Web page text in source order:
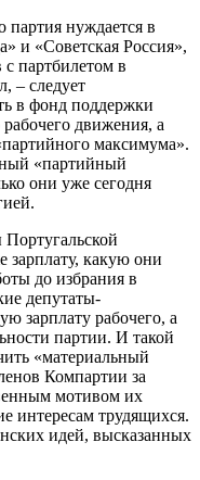
партия нуждается в
и «Советская Россия»,
партбилетом в
– следует
в фонд поддержки
движения, а
максимума».
«партийный
они уже сегодня
зарплату, какую они
до избрания в
депутаты-
зарплату рабочего, а
партии. И такой
«материальный
Компартии за
мотивом их
интересам трудящихся.
идей, высказанных